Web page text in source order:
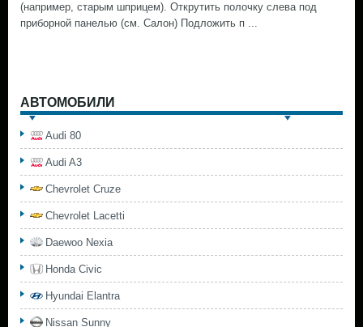
(например, старым шприцем). Открутить полочку слева под
приборной панелью (см. Салон) Подложить п ...
АВТОМОБИЛИ
Audi 80
Audi A3
Chevrolet Cruze
Chevrolet Lacetti
Daewoo Nexia
Honda Civic
Hyundai Elantra
Nissan Sunny